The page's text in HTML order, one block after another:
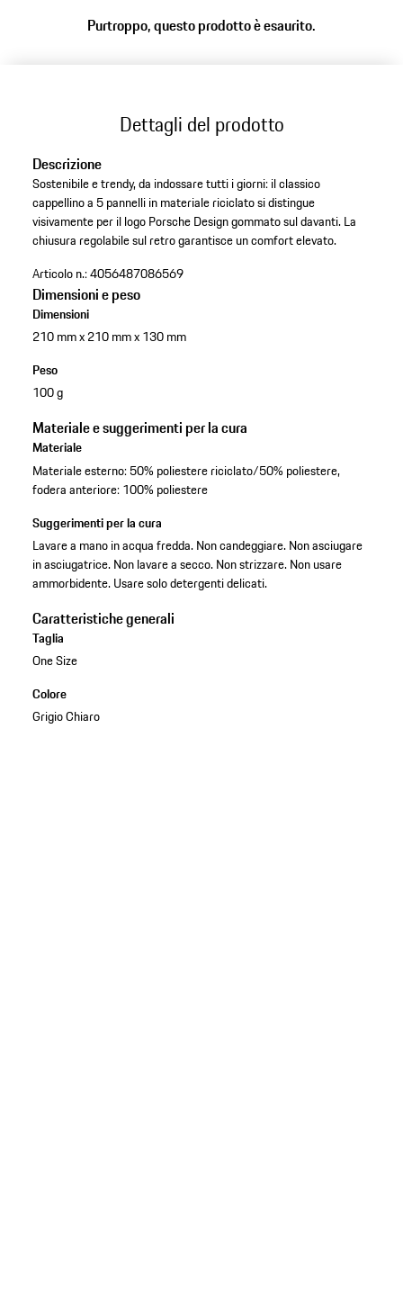
Purtroppo, questo prodotto è esaurito.
Dettagli del prodotto
Descrizione
Sostenibile e trendy, da indossare tutti i giorni: il classico
cappellino a 5 pannelli in materiale riciclato si distingue
visivamente per il logo Porsche Design gommato sul davanti. La
chiusura regolabile sul retro garantisce un comfort elevato.
Articolo n.:4056487086569
Dimensioni e peso
Dimensioni
210 mm x 210 mm x 130 mm
Peso
100 g
Materiale e suggerimenti per la cura
Materiale
Materiale esterno: 50% poliestere riciclato/50% poliestere,
fodera anteriore: 100% poliestere
Suggerimenti per la cura
Lavare a mano in acqua fredda. Non candeggiare. Non asciugare
in asciugatrice. Non lavare a secco. Non strizzare. Non usare
ammorbidente. Usare solo detergenti delicati.
Caratteristiche generali
Taglia
One Size
Colore
Grigio Chiaro